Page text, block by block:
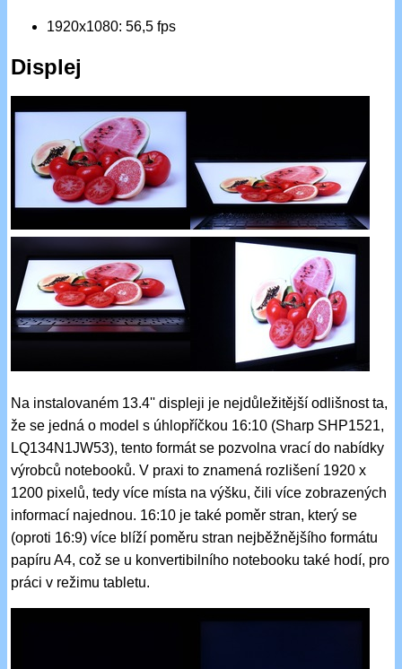
1920x1080: 56,5 fps
Displej
Na instalovaném 13.4'' displeji je nejdůležitější odlišnost ta,
že se jedná o model s úhlopříčkou 16:10 (Sharp SHP1521,
LQ134N1JW53), tento formát se pozvolna vrací do nabídky
výrobců notebooků. V praxi to znamená rozlišení 1920 x
1200 pixelů, tedy více místa na výšku, čili více zobrazených
informací najednou. 16:10 je také poměr stran, který se
(oproti 16:9) více blíží poměru stran nejběžnějšího formátu
papíru A4, což se u konvertibilního notebooku také hodí, pro
práci v režimu tabletu.